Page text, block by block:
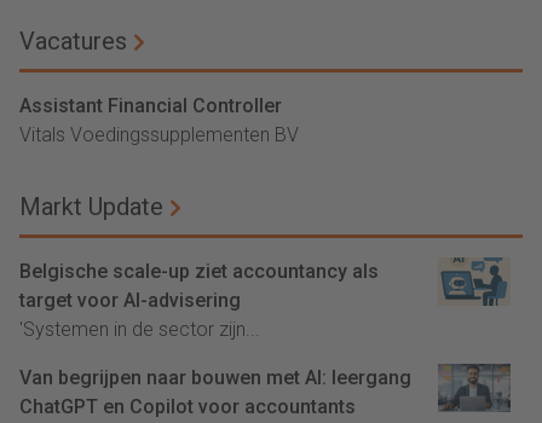
Vacatures
Assistant Financial Controller
Vitals Voedingssupplementen BV
Markt Update
Belgische scale-up ziet accountancy als
target voor AI-advisering
'Systemen in de sector zijn...
Van begrijpen naar bouwen met AI: leergang
ChatGPT en Copilot voor accountants